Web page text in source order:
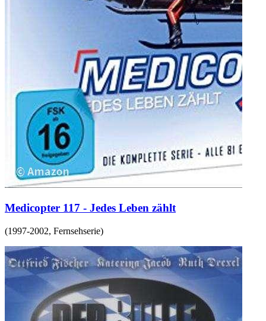
Medicopter 117 - Jedes Leben zählt
(1997-2002, Fernsehserie)